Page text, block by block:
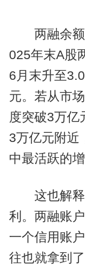
两融余额
025年末A股
6月末升至
元。若从市
度突破3万亿
3万亿元附近
中最活跃的
这也解释
利。两融账
一个信用账
往也就拿到